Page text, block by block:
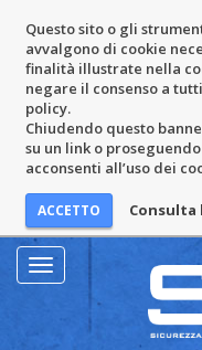
Questo sito o gli
avvalgono di cookie
finalità illustrate nella
negare il consenso a
policy.
Chiudendo questo
su un link o
acconsenti all’uso dei
Consulta
Mostra
Menu